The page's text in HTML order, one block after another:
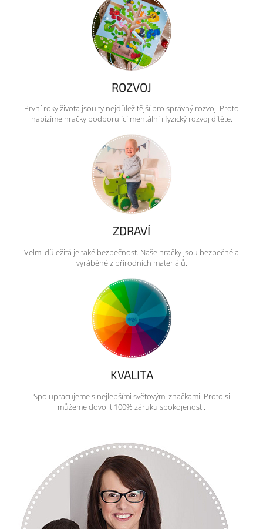
ROZVOJ
První roky života jsou ty nejdůležitější pro správný rozvoj. Proto
nabízíme hračky podporující mentální i fyzický rozvoj dítěte.
ZDRAVÍ
Velmi důležitá je také bezpečnost. Naše hračky jsou bezpečné a
vyráběné z přírodních materiálů.
KVALITA
Spolupracujeme s nejlepšími světovými značkami. Proto si
můžeme dovolit 100% záruku spokojenosti.